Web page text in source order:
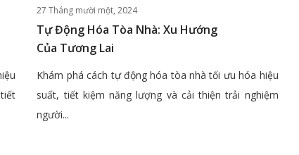
27 Tháng mười một, 2024
Tự Động Hóa Tòa Nhà: Xu Hướng
Của Tương Lai
Khám phá cách tự động hóa tòa nhà tối ưu hóa hiệu
suất, tiết kiệm năng lượng và cải thiện trải nghiệm
người...